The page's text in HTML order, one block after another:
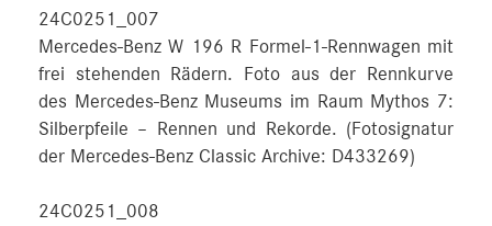
24C0251_007
Mercedes-Benz W 196 R Formel-1-Rennwagen mit
frei stehenden Rädern. Foto aus der Rennkurve
des Mercedes-Benz Museums im Raum Mythos 7:
Silberpfeile – Rennen und Rekorde. (Fotosignatur
der Mercedes-Benz Classic Archive: D433269)
24C0251_008